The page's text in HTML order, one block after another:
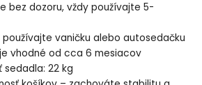
bez dozoru, vždy používajte 5-
vaničku alebo autosedačku
vhodné od cca 6 mesiacov
sedadla: 22 kg